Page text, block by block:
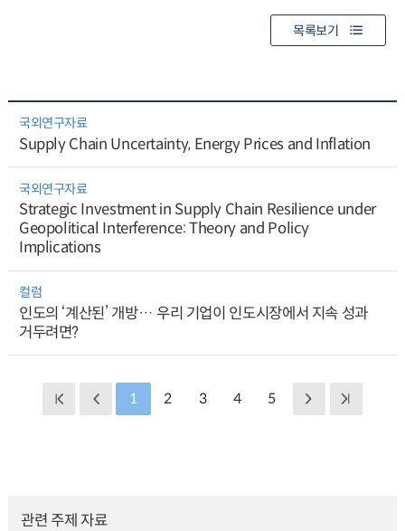
목록보기
국외연구자료
Supply Chain Uncertainty, Energy Prices and Inflation
국외연구자료
Strategic Investment in Supply Chain Resilience under
Geopolitical Interference: Theory and Policy
Implications
컬럼
인도의 ‘계산된’ 개방… 우리 기업이 인도시장에서 지속 성과
거두려면?
1 2 3 4 5
관련 주제 자료